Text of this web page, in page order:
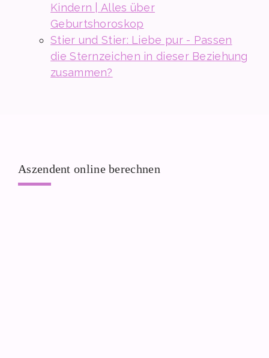
Kindern | Alles über
Geburtshoroskop
Stier und Stier: Liebe pur - Passen
die Sternzeichen in dieser Beziehung
zusammen?
Aszendent online berechnen